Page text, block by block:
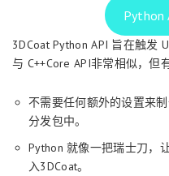
Python
3DCoat Python API 旨在触发
与 C++Core API非常相似，但
不需要任何额外的设置来
分发包中。
Python 就像一把瑞士刀，
入3DCoat。